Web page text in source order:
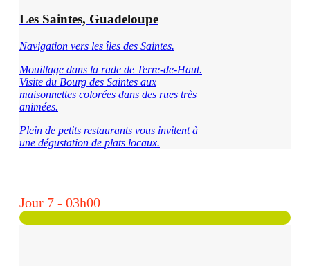
Les Saintes, Guadeloupe
Navigation vers les îles des Saintes.
Mouillage dans la rade de Terre-de-Haut.
Visite du Bourg des Saintes aux
maisonnettes colorées dans des rues très
animées.
Plein de petits restaurants vous invitent à
une dégustation de plats locaux.
Jour 7 - 03h00